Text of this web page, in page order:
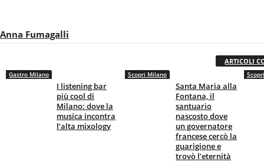
Anna Fumagalli
ARTICOLI
Gastro Milano
I listening bar
più cool di
Milano: dove la
musica incontra
l’alta mixology
Scopri Milano
Santa Maria alla
Fontana, il
santuario
nascosto dove
un governatore
francese cercò la
guarigione e
trovò l’eternità